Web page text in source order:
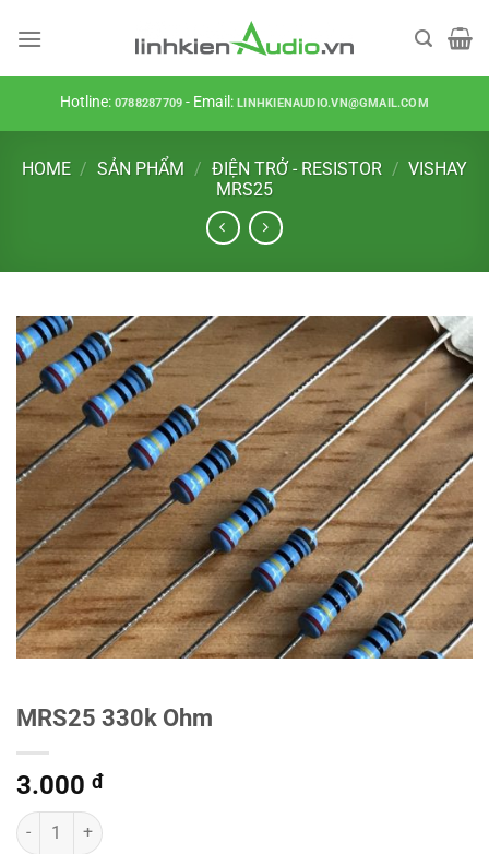
Hotline:0788287709 - Email:LINHKIENAUDIO.VN@GMAIL.COM
HOME / SẢN PHẨM / ĐIỆN TRỞ - RESISTOR / VISHAY
MRS25
MRS25 330k Ohm
3.000 đ